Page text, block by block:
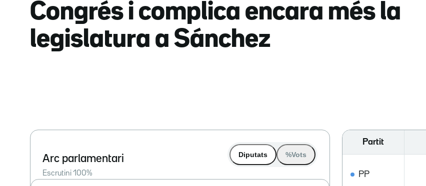
Congrés i complica encara més la
legislatura a Sánchez
Arc parlamentari
Escrutini 100%
Diputats %Vots
Partit
PP